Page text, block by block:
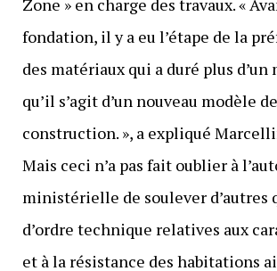
fondation, il y a eu l’étape de la
des matériaux qui a duré plus d’un
qu’il s’agit d’un nouveau modèle de
construction. », a expliqué
Mais ceci n’a pas fait oublier à
ministérielle de soulever d’autres
d’ordre technique relatives aux
et à la résistance des habitations